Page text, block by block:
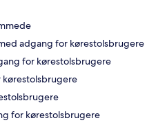
adgang for kørestolsbrugere
for kørestolsbrugere
kørestolsbrugere
for kørestolsbrugere